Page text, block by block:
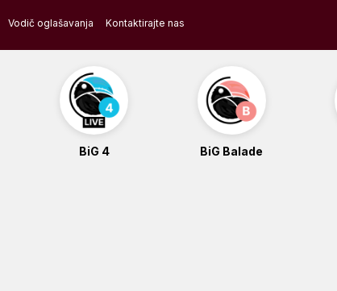
Vodič oglašavanja Kontaktirajte nas
BiG 4 BiG Balade